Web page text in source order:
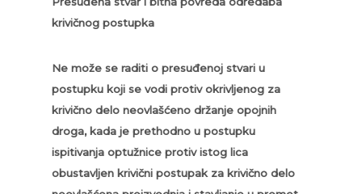
krivičnog postupka
Ne može se raditi o presuđenoj stvari u
postupku koji se vodi protiv okrivljenog za
krivično delo neovlašćeno držanje opojnih
droga, kada je prethodno u postupku
ispitivanja optužnice protiv istog lica
obustavljen krivični postupak za krivično delo